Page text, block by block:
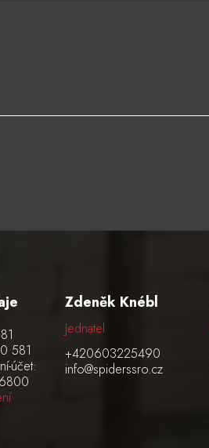
581
účet:
Zdeněk Knébl
Jednatel
+420603225490
info@spiderssro.cz